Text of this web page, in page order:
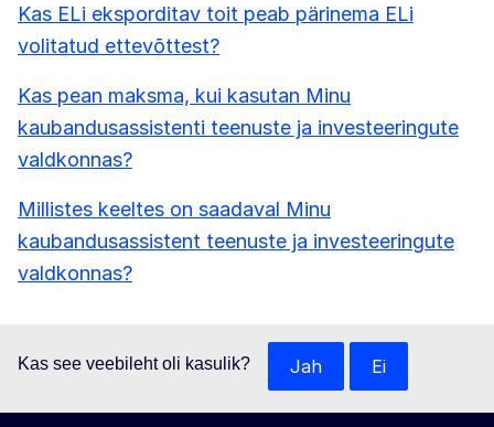
Kas ELi eksporditav toit peab pärinema ELi
volitatud ettevõttest?
Kas pean maksma, kui kasutan Minu
kaubandusassistenti teenuste ja investeeringute
valdkonnas?
Millistes keeltes on saadaval Minu
kaubandusassistent teenuste ja investeeringute
valdkonnas?
Kas see veebileht oli kasulik? Jah Ei